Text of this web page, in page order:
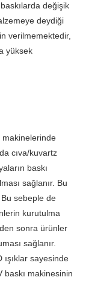
değişik
deydiği
verilmemektedir,
yüksek
makinelerinde
cıva/kuvartz
baskı
sağlanır. Bu
sebeple de
kurutulma
sonra ürünler
sağlanır.
sayesinde
baskı makinesinin